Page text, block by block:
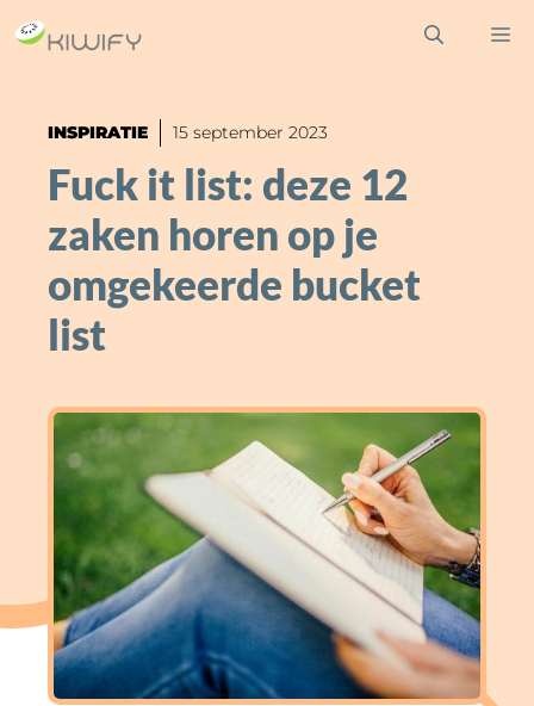
Ga
naar
inhoudINSPIRATIE 15 september 2023
Fuck it list: deze 12
zaken horen op je
omgekeerde bucket
list